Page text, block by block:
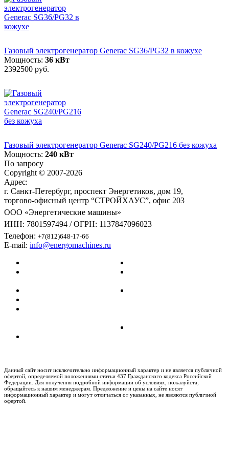
Газовый электрогенератор Generac SG36/PG32 в кожухе
Мощность: 36 кВт
2392500 руб.
Газовый электрогенератор Generac SG240/PG216 без кожуха
Мощность: 240 кВт
По запросу
Copyright © 2007-2026
Адрес:
г. Санкт-Петербург, проспект Энергетиков, дом 19,
торгово-офисный центр “СТРОЙХАУС”, офис 203
ООО «Энергетические машины»
ИНН: 7801597494 / ОГРН: 1137847096023
Телефон: +7(812)648-17-66
E-mail: info@energomachines.ru
Данный сайт носит исключительно информационный характер и не является публичной
офертой, определяемой положениями статьи 437 Гражданского кодекса Российской
Федерации. Для получения подробной информации об условиях, пожалуйста,
обращайтесь к нашим менеджерам. Предложение и цены на сайте носят
информационный характер и могут отличаться от указанных, не являются публичной
офертой.